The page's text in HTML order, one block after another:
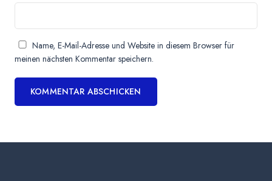
Name, E-Mail-Adresse und Website in diesem Browser für
meinen nächsten Kommentar speichern.